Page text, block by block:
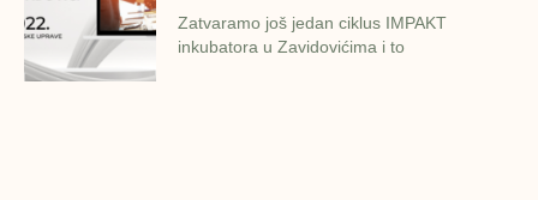
Zatvaramo još jedan ciklus IMPAKT
inkubatora u Zavidovićima i to